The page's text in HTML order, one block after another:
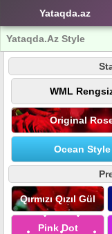
Yataqda.az
Yataqda.Az Style
WML
Original
Ocean Style
Qırmızı Qızıl Gül
Pink Dot